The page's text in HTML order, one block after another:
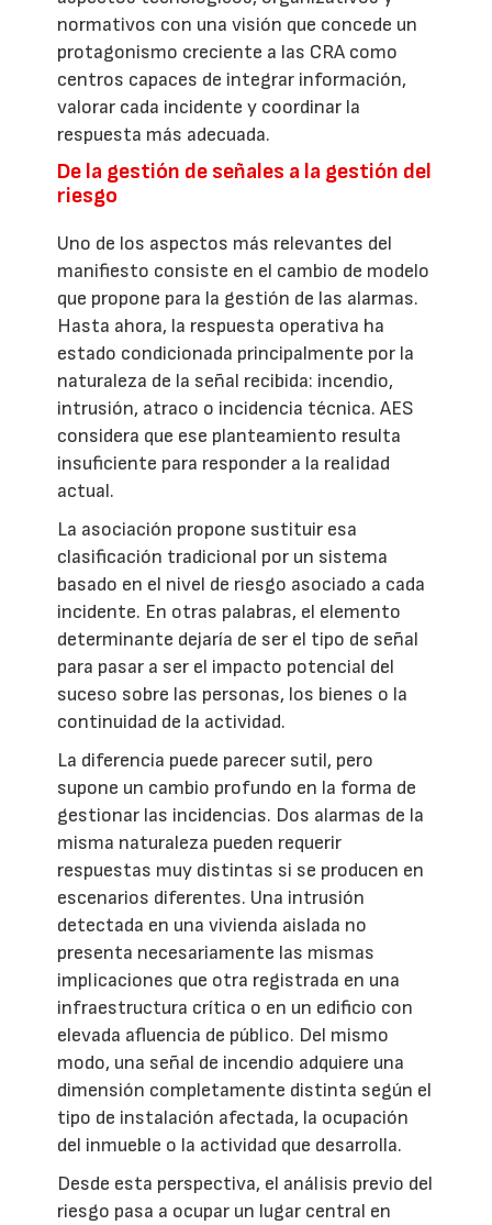
normativos con una visión que concede un
protagonismo creciente a las CRA como
centros capaces de integrar información,
valorar cada incidente y coordinar la
respuesta más adecuada.
De la gestión de señales a la gestión del
riesgo
Uno de los aspectos más relevantes del
manifiesto consiste en el cambio de modelo
que propone para la gestión de las alarmas.
Hasta ahora, la respuesta operativa ha
estado condicionada principalmente por la
naturaleza de la señal recibida: incendio,
intrusión, atraco o incidencia técnica. AES
considera que ese planteamiento resulta
insuficiente para responder a la realidad
actual.
La asociación propone sustituir esa
clasificación tradicional por un sistema
basado en el nivel de riesgo asociado a cada
incidente. En otras palabras, el elemento
determinante dejaría de ser el tipo de señal
para pasar a ser el impacto potencial del
suceso sobre las personas, los bienes o la
continuidad de la actividad.
La diferencia puede parecer sutil, pero
supone un cambio profundo en la forma de
gestionar las incidencias. Dos alarmas de la
misma naturaleza pueden requerir
respuestas muy distintas si se producen en
escenarios diferentes. Una intrusión
detectada en una vivienda aislada no
presenta necesariamente las mismas
implicaciones que otra registrada en una
infraestructura crítica o en un edificio con
elevada afluencia de público. Del mismo
modo, una señal de incendio adquiere una
dimensión completamente distinta según el
tipo de instalación afectada, la ocupación
del inmueble o la actividad que desarrolla.
Desde esta perspectiva, el análisis previo del
riesgo pasa a ocupar un lugar central en